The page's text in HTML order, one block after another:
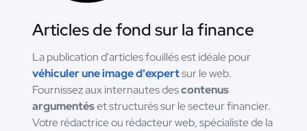
Articles de fond sur la finance
La publication d'articles fouillés est idéale pour
véhiculer une image d'expertsur le web.
Fournissez aux internautes descontenus
argumentéset structurés sur le secteur financier.
Votre rédactrice ou rédacteur web, spécialiste de la